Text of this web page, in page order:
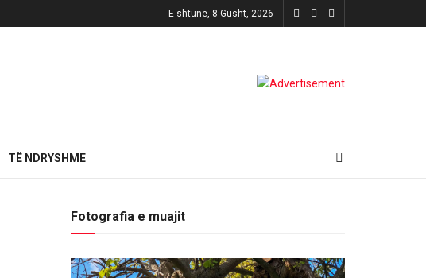
E shtunë, 8 Gusht, 2026
TË NDRYSHME
Fotografia e muajit